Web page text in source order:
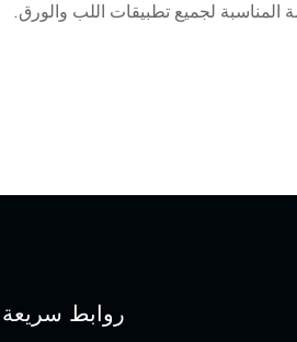
المناسبة لجميع تطبيقات اللب والورق.
روابط سريعة